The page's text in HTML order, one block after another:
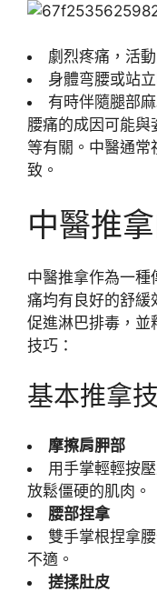
劇烈疼痛，活
身體弯腰或站
有時伴隨腿部
腰痛的成因可能
等有關。中醫通常
致。
中醫推
中醫推拿作為一
痛均有良好的舒緩
促進淋巴排毒，並
技巧：
基本推拿
摩擦肩胛部
用手掌輕輕按
放鬆僵硬的肌肉。
腰部捏拿
雙手掌根捏拿
不適。
搓揉肚皮